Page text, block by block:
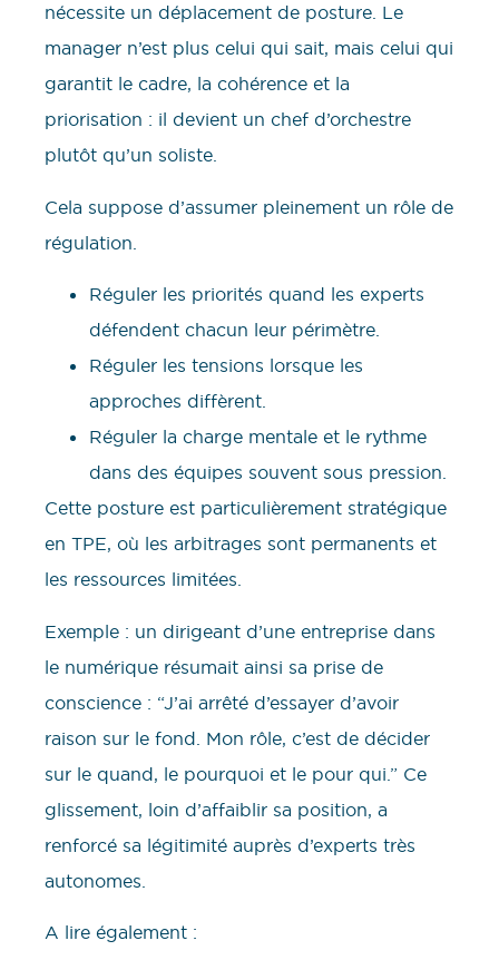
nécessite un déplacement de posture. Le
manager n’est plus celui qui sait, mais celui qui
garantit le cadre, la cohérence et la
priorisation : il devient un chef d’orchestre
plutôt qu’un soliste.
Cela suppose d’assumer pleinement un rôle de
régulation.
Réguler les priorités quand les experts
défendent chacun leur périmètre.
Réguler les tensions lorsque les
approches diffèrent.
Réguler la charge mentale et le rythme
dans des équipes souvent sous pression.
Cette posture est particulièrement stratégique
en TPE, où les arbitrages sont permanents et
les ressources limitées.
Exemple : un dirigeant d’une entreprise dans
le numérique résumait ainsi sa prise de
conscience : “J’ai arrêté d’essayer d’avoir
raison sur le fond. Mon rôle, c’est de décider
sur le quand, le pourquoi et le pour qui.” Ce
glissement, loin d’affaiblir sa position, a
renforcé sa légitimité auprès d’experts très
autonomes.
A lire également :